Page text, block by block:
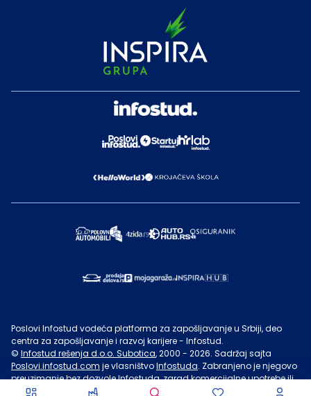
Poslovi Infostud vodeća platforma za zapošljavanje u Srbiji, deo
centra za zapošljavanje i razvoj karijere - Infostud.
© Infostud rešenja d.o.o. Subotica, 2000 - 2026. Sadržaj sajta
Poslovi.infostud.com je vlasništvoInfostuda. Zabranjeno je njegovo
preuzimanje bez dozvoleInfostuda, zarad komercijalne upotrebe ili
u druge svrhe, osim za lične potrebe posetilaca sajta.